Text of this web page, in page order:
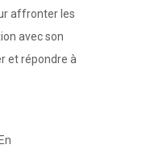
affronter les
avec son
et répondre à